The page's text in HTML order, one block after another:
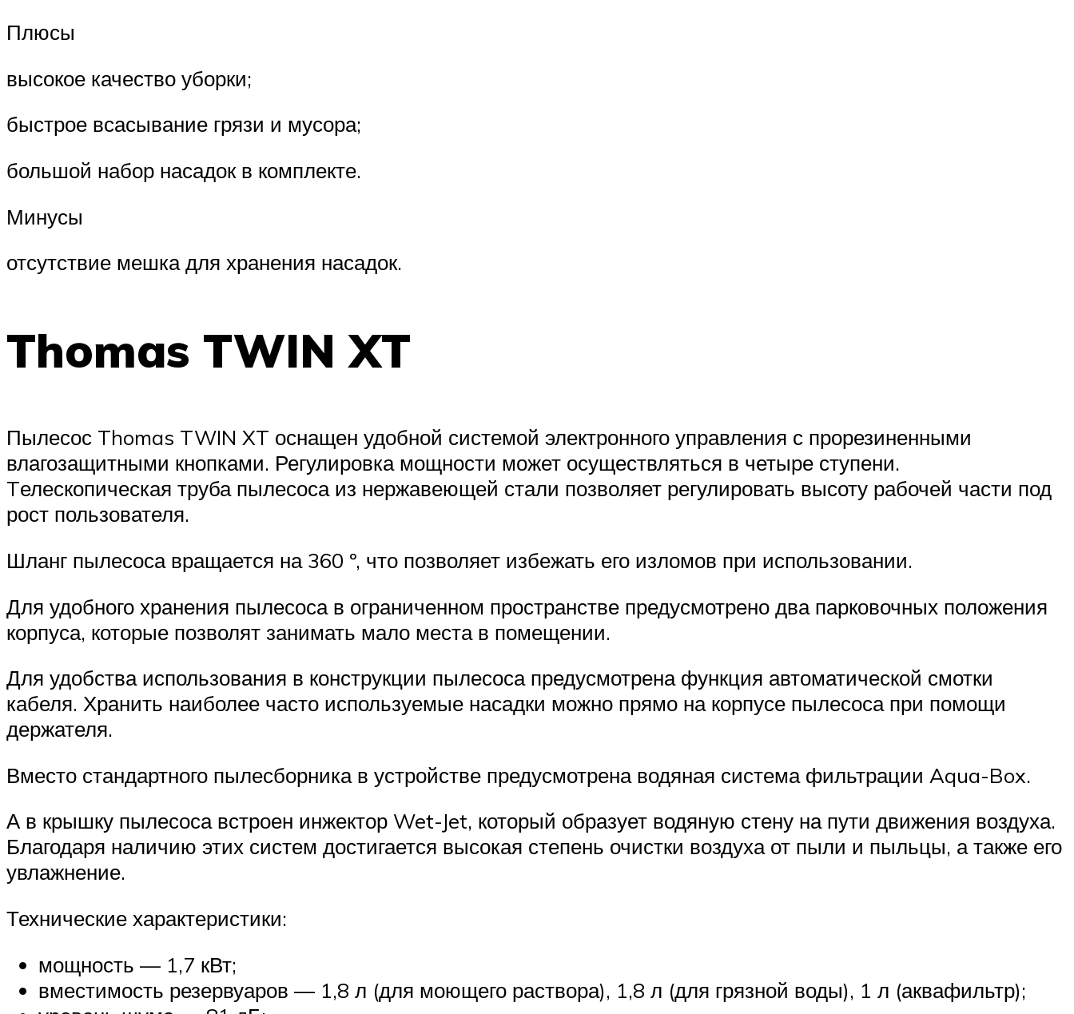
Плюсы
высокое качество уборки;
быстрое всасывание грязи и мусора;
большой набор насадок в комплекте.
Минусы
отсутствие мешка для хранения насадок.
Thomas TWIN XT
Пылесос Thomas TWIN XT оснащен удобной системой электронного управления с прорезиненными
влагозащитными кнопками. Регулировка мощности может осуществляться в четыре ступени.
Tелескопическая труба пылесоса из нержавеющей стали позволяет регулировать высоту рабочей части под
рост пользователя.
Шланг пылесоса вращается на 360 º, что позволяет избежать его изломов при использовании.
Для удобного хранения пылесоса в ограниченном пространстве предусмотрено два парковочных положения
корпуса, которые позволят занимать мало места в помещении.
Для удобства использования в конструкции пылесоса предусмотрена функция автоматической смотки
кабеля. Хранить наиболее часто используемые насадки можно прямо на корпусе пылесоса при помощи
держателя.
Вместо стандартного пылесборника в устройстве предусмотрена водяная система фильтрации Aqua-Box.
А в крышку пылесоса встроен инжектор Wet-Jet, который образует водяную стену на пути движения воздуха.
Благодаря наличию этих систем достигается высокая степень очистки воздуха от пыли и пыльцы, а также его
увлажнение.
Технические характеристики:
мощность — 1,7 кВт;
вместимость резервуаров — 1,8 л (для моющего раствора), 1,8 л (для грязной воды), 1 л (аквафильтр);